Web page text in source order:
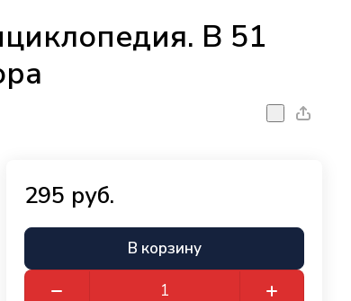
В 51
295 руб.
В корзину